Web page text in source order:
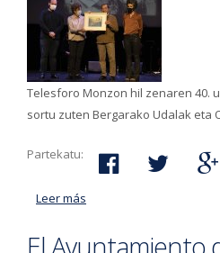
Telesforo Monzon hil zenaren 40.
sortu zuten Bergarako Udalak eta
Partekatu:
Leer más
Herriaren alde